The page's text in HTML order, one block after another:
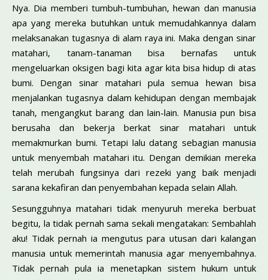
Nya. Dia memberi tumbuh-tumbuhan, hewan dan manusia
apa yang mereka butuhkan untuk memudahkannya dalam
melaksanakan tugasnya di alam raya ini. Maka dengan sinar
matahari, tanam-tanaman bisa bernafas untuk
mengeluarkan oksigen bagi kita agar kita bisa hidup di atas
bumi. Dengan sinar matahari pula semua hewan bisa
menjalankan tugasnya dalam kehidupan dengan membajak
tanah, mengangkut barang dan lain-lain. Manusia pun bisa
berusaha dan bekerja berkat sinar matahari untuk
memakmurkan bumi. Tetapi lalu datang sebagian manusia
untuk menyembah matahari itu. Dengan demikian mereka
telah merubah fungsinya dari rezeki yang baik menjadi
sarana kekafiran dan penyembahan kepada selain Allah.
Sesungguhnya matahari tidak menyuruh me­reka berbuat
begitu, la tidak pernah sama sekali mengatakan: Sembahlah
aku! Tidak pernah ia mengutus para utusan dari kalangan
manusia untuk memerintah manusia agar menyembahnya.
Tidak pernah pula ia menetapkan sistem hukum untuk